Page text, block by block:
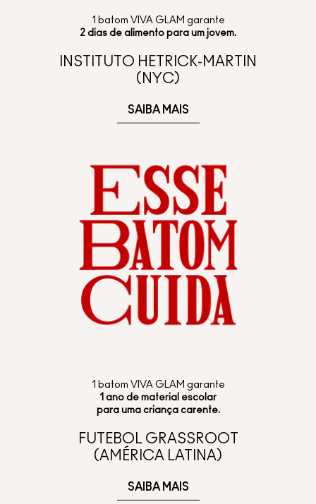
1 batom VIVA GLAM garante
2 dias de alimento para um jovem.
INSTITUTO HETRICK-MARTIN
(NYC)
SAIBA MAIS
1 batom VIVA GLAM garante
1 ano de material escolar
para uma criança carente.
FUTEBOL GRASSROOT
(AMÉRICA LATINA)
SAIBA MAIS